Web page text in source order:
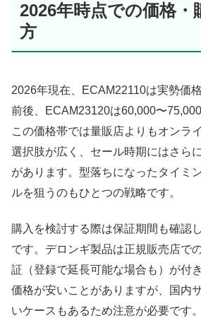
2026年時点での価格・
方
2026年現在、ECAM22110は実勢価
前後、ECAM23120は60,000〜
この価格帯では量販店よりもオンラ
選択肢が広く、セール時期にはさら
があります。型落ちになったタイミ
ルを狙うのもひとつの戦略です。
購入を検討する際は保証期間も確認
です。デロンギ製品は正規販売店で
証（登録で延長可能な場合も）が付
価格が安いことがありますが、国内
いケースもあるため注意が必要です。